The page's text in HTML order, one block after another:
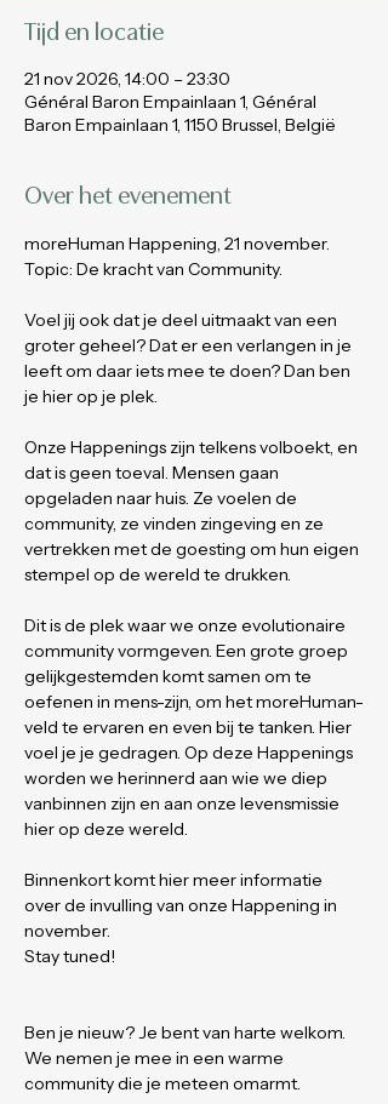
Tijd en locatie
21 nov 2026, 14:00 – 23:30
Général Baron Empainlaan 1, Général
Baron Empainlaan 1, 1150 Brussel, België
Over het evenement
moreHuman Happening, 21 november.
Topic: De kracht van Community.
Voel jij ook dat je deel uitmaakt van een
groter geheel? Dat er een verlangen in je
leeft om daar iets mee te doen? Dan ben
je hier op je plek.
Onze Happenings zijn telkens volboekt, en
dat is geen toeval. Mensen gaan
opgeladen naar huis. Ze voelen de
community, ze vinden zingeving en ze
vertrekken met de goesting om hun eigen
stempel op de wereld te drukken.
Dit is de plek waar we onze evolutionaire
community vormgeven. Een grote groep
gelijkgestemden komt samen om te
oefenen in mens-zijn, om het moreHuman-
veld te ervaren en even bij te tanken. Hier
voel je je gedragen. Op deze Happenings
worden we herinnerd aan wie we diep
vanbinnen zijn en aan onze levensmissie
hier op deze wereld.
Binnenkort komt hier meer informatie
over de invulling van onze Happening in
november.
Stay tuned!
Ben je nieuw? Je bent van harte welkom.
We nemen je mee in een warme
community die je meteen omarmt.